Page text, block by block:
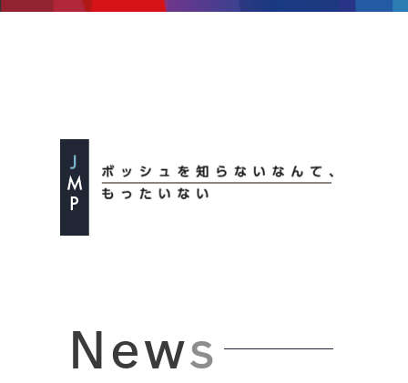
NEWS